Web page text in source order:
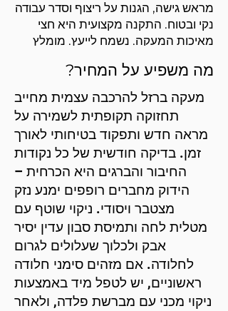
מראש גישה, הגנות על ריצוף וסדר עבודה
נקי ובטוח. התקנה מקצועית היא חצי
מאיכות המעקה. נשמח לייעץ. מומלץ
מה משפיע על המחיר?
מעקה ברזל להרכבה עצמית מחייב
תחזוקה תקופתית לשמירה על
מראה חדש ותפקוד בטיחותי לאורך
זמן. בדיקה חודשית של כל נקודות
החיבור והברגים היא הכרחית –
הידוק מחברים רופפים ימנע נזק
מצטבר ויסודי. ניקוי שוטף עם
מטלית לחה ותמיסת סבון עדין יסיר
אבק ולכלוך שעלולים לגרום
לחלודה. אם מזהים סימני חלודה
ראשוניים, יש לטפל מיד באמצעות
ניקוי מכני עם מברשת פלדה, ולאחר